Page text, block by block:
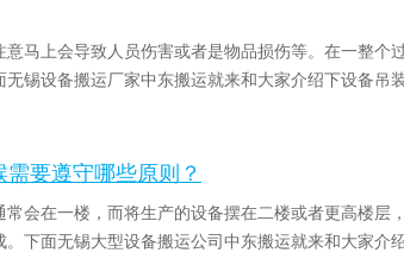
马上会导致人员伤害或者是物品损伤等。在一整个
锡设备搬运厂家中东搬运就来和大家介绍下设备吊
要遵守哪些原则？
会在一楼，而将生产的设备摆在二楼或者更高楼层
下面无锡大型设备搬运公司中东搬运就来和大家介